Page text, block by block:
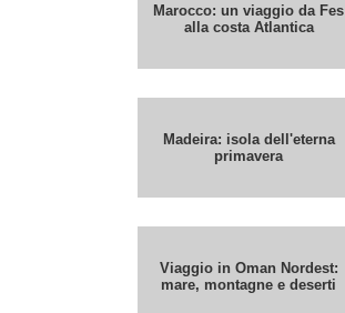
Marocco: un viaggio da Fes
alla costa Atlantica
Madeira: isola dell'eterna
primavera
Viaggio in Oman Nordest:
mare, montagne e deserti